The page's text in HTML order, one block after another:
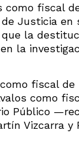
como fiscal
Justicia en
la
la
fiscal de
como
Público
Vizcarra